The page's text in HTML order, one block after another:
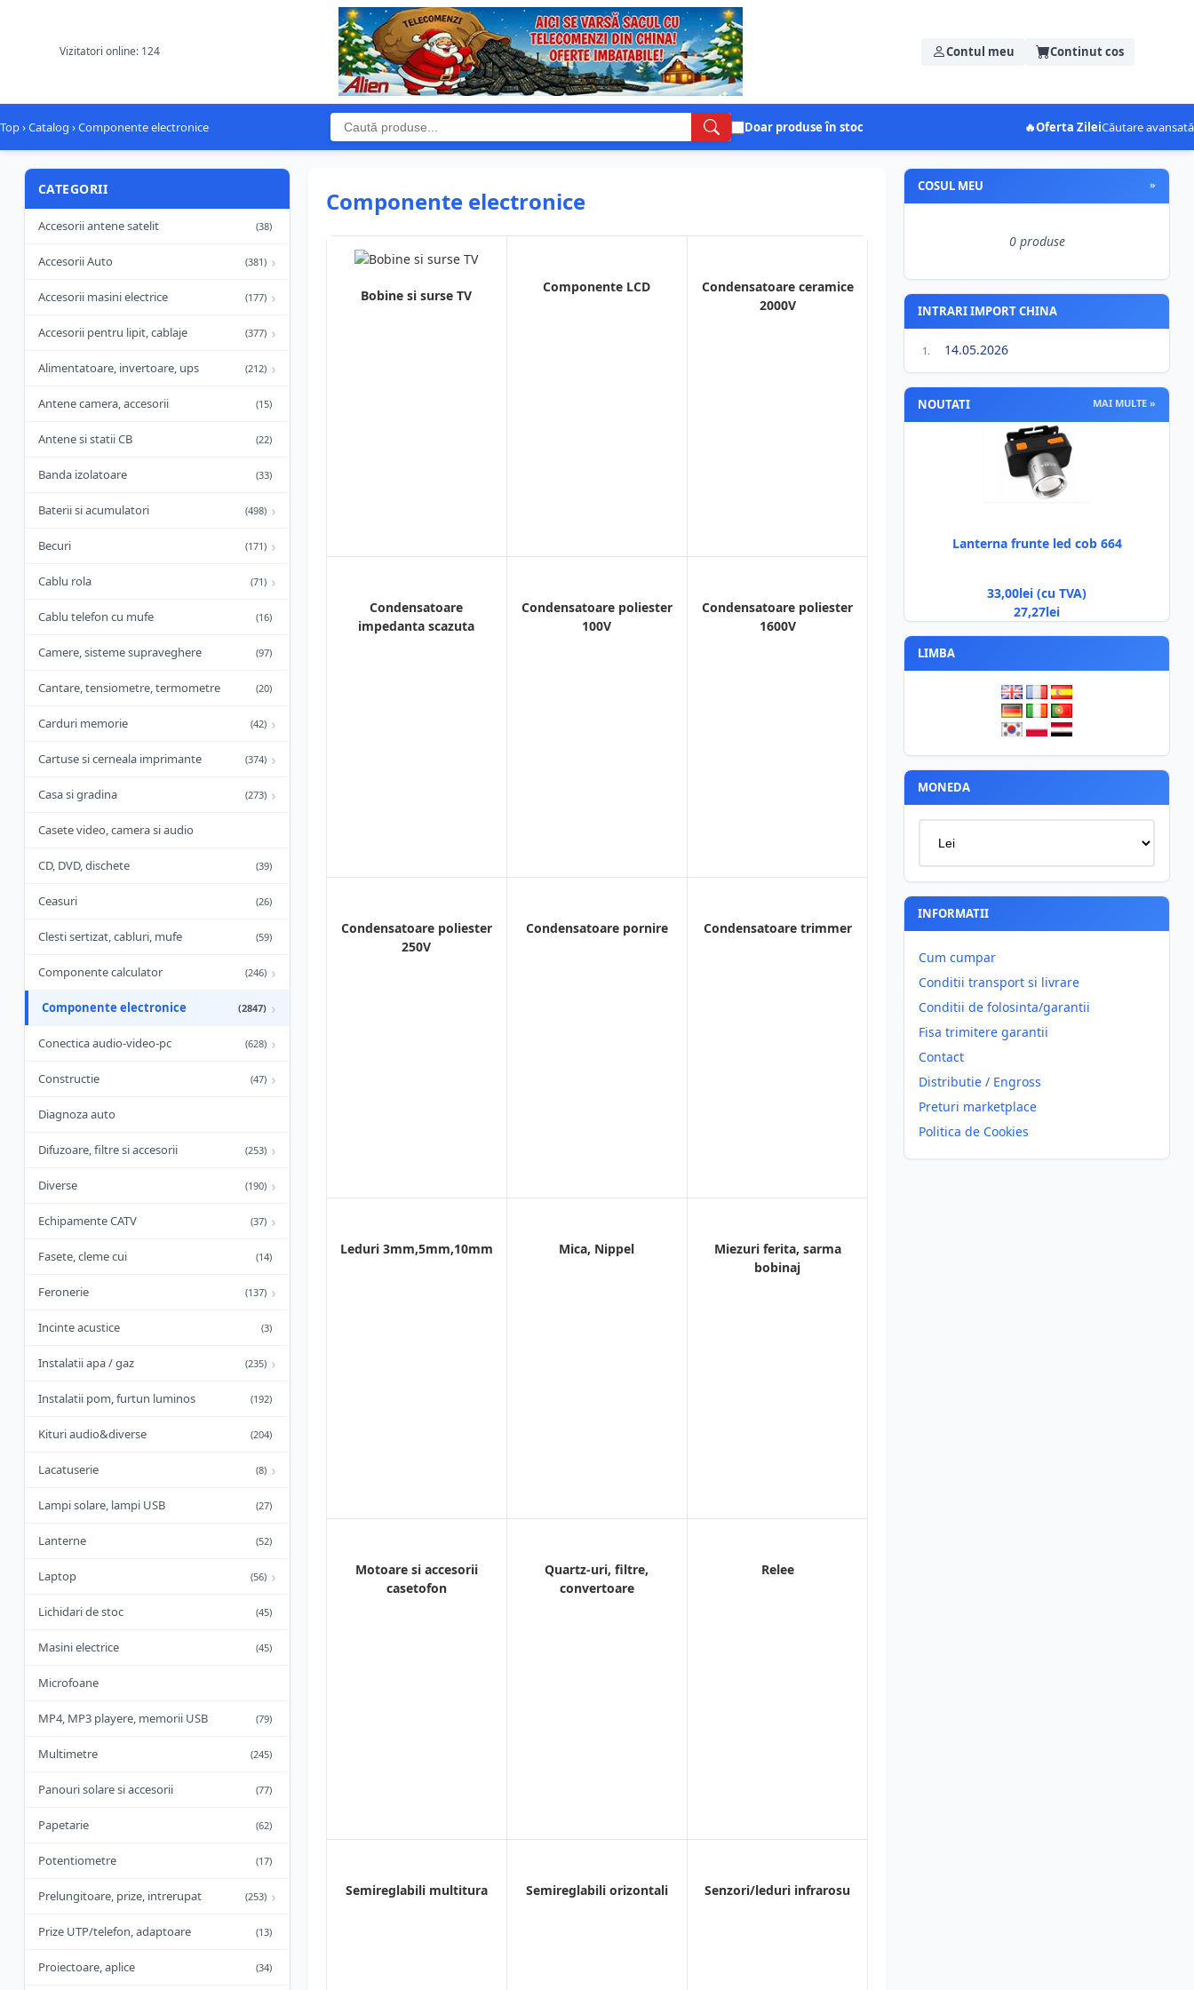
Vizitatori online: 124 Contul meu Continut cos
Top›Catalog ›Componente electronice Doar produse în stoc 🔥Oferta ZileiCăutare avansată
CATEGORII
Accesorii antene satelit (38)
Accesorii Auto (381) ›
Accesorii masini electrice (177) ›
Accesorii pentru lipit, cablaje (377) ›
Alimentatoare, invertoare, ups (212) ›
Antene camera, accesorii (15)
Antene si statii CB (22)
Banda izolatoare (33)
Baterii si acumulatori (498) ›
Becuri (171) ›
Cablu rola (71) ›
Cablu telefon cu mufe (16)
Camere, sisteme supraveghere (97)
Cantare, tensiometre, termometre (20)
Carduri memorie (42) ›
Cartuse si cerneala imprimante (374) ›
Casa si gradina (273) ›
Casete video, camera si audio
CD, DVD, dischete (39)
Ceasuri (26)
Clesti sertizat, cabluri, mufe (59)
Componente calculator (246) ›
Componente electronice (2847) ›
Conectica audio-video-pc (628) ›
Constructie (47) ›
Diagnoza auto
Difuzoare, filtre si accesorii (253) ›
Diverse (190) ›
Echipamente CATV (37) ›
Fasete, cleme cui (14)
Feronerie (137) ›
Incinte acustice (3)
Instalatii apa / gaz (235) ›
Instalatii pom, furtun luminos (192)
Kituri audio&diverse (204)
Lacatuserie (8) ›
Lampi solare, lampi USB (27)
Lanterne (52)
Laptop (56) ›
Lichidari de stoc (45)
Masini electrice (45)
Microfoane
MP4, MP3 playere, memorii USB (79)
Multimetre (245)
Panouri solare si accesorii (77)
Papetarie (62)
Potentiometre (17)
Prelungitoare, prize, intrerupat (253) ›
Prize UTP/telefon, adaptoare (13)
Proiectoare, aplice (34)
Componente electronice
Bobine si surse TV
Componente LCD
Condensatoare ceramice
2000V
Condensatoare
impedanta scazuta
Condensatoare poliester
100V
Condensatoare poliester
1600V
Condensatoare poliester
250V
Condensatoare pornire Condensatoare trimmer
Leduri 3mm,5mm,10mm Mica, Nippel
Miezuri ferita, sarma
bobinaj
Motoare si accesorii
casetofon
Quartz-uri, filtre,
convertoare
Relee
Semireglabili multitura Semireglabili orizontali Senzori/leduri infrarosu
COSUL MEU »
0 produse
INTRARI IMPORT CHINA
1. 14.05.2026
NOUTATI MAI MULTE »
Lanterna frunte led cob 664
33,00lei (cu TVA)
27,27lei
LIMBA
MONEDA
INFORMATII
Cum cumpar
Conditii transport si livrare
Conditii de folosinta/garantii
Fisa trimitere garantii
Contact
Distributie / Engross
Preturi marketplace
Politica de Cookies